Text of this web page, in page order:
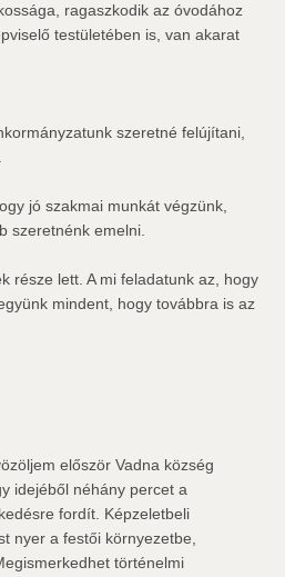
ragaszkodik az óvodához
testületében is, van akarat
szeretné felújítani,
jó szakmai munkát végzünk,
szeretnénk emelni.
része lett. A mi feladatunk az, hogy
mindent, hogy továbbra is az
először Vadna község
idejéből néhány percet a
fordít. Képzeletbeli
nyer a festői környezetbe,
történelmi